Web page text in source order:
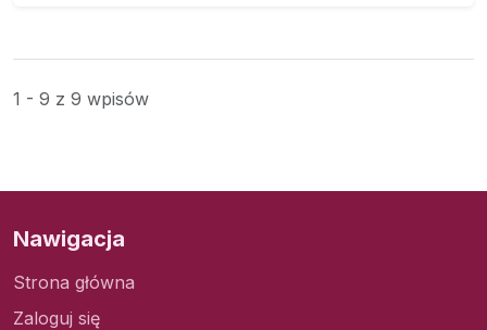
1 - 9 z 9 wpisów
Nawigacja
Strona główna
Zaloguj się